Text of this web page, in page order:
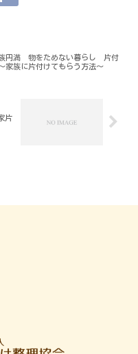
族円満 物をためない暮らし 片付
家族に片付けてもらう方法～
片